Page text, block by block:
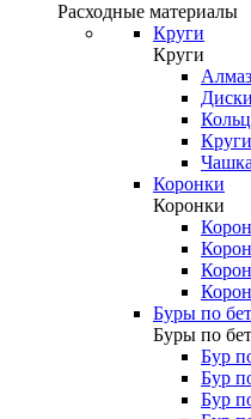
Расходные материалы
Круги
Круги
Коронки
Коронки
Буры по
Буры по
Бур
Бур
Бур